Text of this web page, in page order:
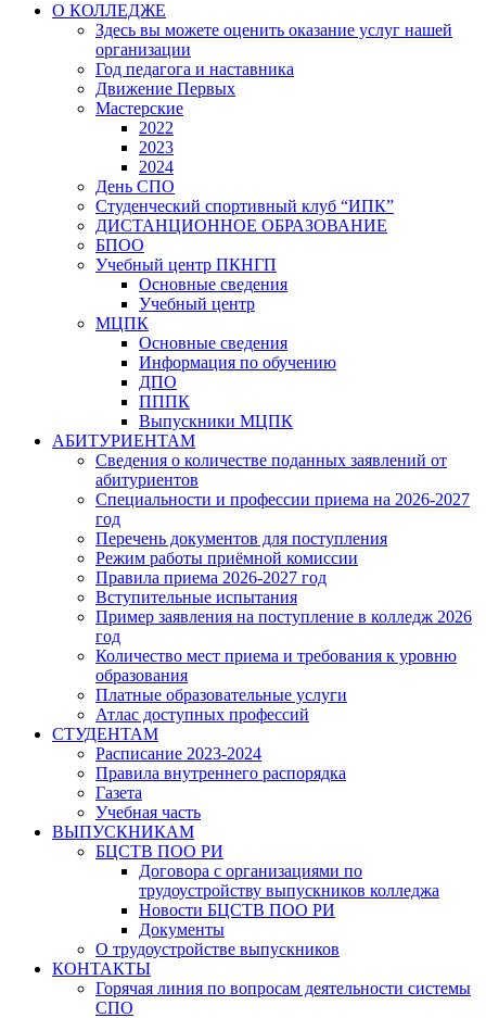
О КОЛЛЕДЖЕ
Здесь вы можете оценить оказание услуг нашей
организации
Год педагога и наставника
Движение Первых
Мастерские
2022
2023
2024
День СПО
Студенческий спортивный клуб “ИПК”
ДИСТАНЦИОННОЕ ОБРАЗОВАНИЕ
БПОО
Учебный центр ПКНГП
Основные сведения
Учебный центр
МЦПК
Основные сведения
Информация по обучению
ДПО
ПППК
Выпускники МЦПК
АБИТУРИЕНТАМ
Сведения о количестве поданных заявлений от
абитуриентов
Специальности и профессии приема на 2026-2027
год
Перечень документов для поступления
Режим работы приёмной комиссии
Правила приема 2026-2027 год
Вступительные испытания
Пример заявления на поступление в колледж 2026
год
Количество мест приема и требования к уровню
образования
Платные образовательные услуги
Атлас доступных профессий
СТУДЕНТАМ
Расписание 2023-2024
Правила внутреннего распорядка
Газета
Учебная часть
ВЫПУСКНИКАМ
БЦСТВ ПОО РИ
Договора с организациями по
трудоустройству выпускников колледжа
Новости БЦСТВ ПОО РИ
Документы
О трудоустройстве выпускников
КОНТАКТЫ
Горячая линия по вопросам деятельности системы
СПО